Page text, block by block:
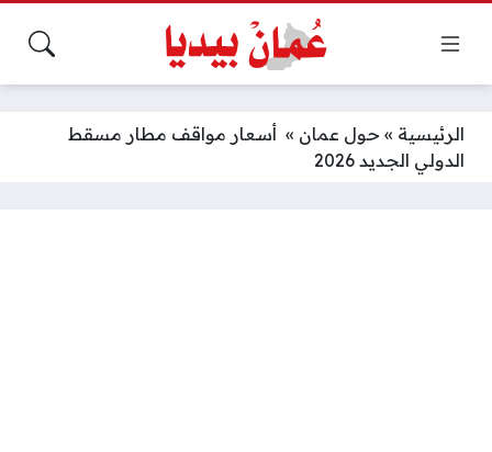
الرئيسية » حول عمان » أسعار مواقف مطار مسقط
الدولي الجديد 2026